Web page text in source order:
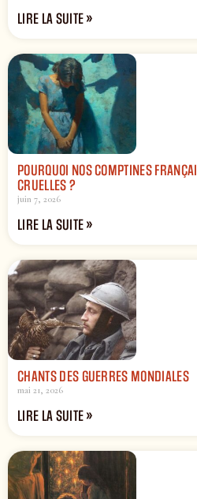
LIRE LA SUITE »
POURQUOI NOS COMPTINES
CRUELLES ?
juin 7, 2026
LIRE LA SUITE »
CHANTS DES GUERRES MONDIALES
mai 21, 2026
LIRE LA SUITE »